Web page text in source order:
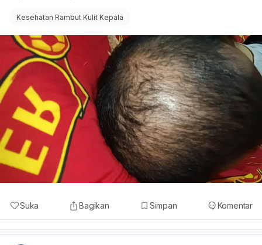
Kesehatan Rambut Kulit Kepala
Suka Bagikan Simpan Komentar